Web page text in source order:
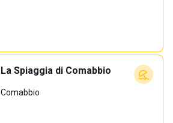
La Spiaggia di Comabbio
Comabbio